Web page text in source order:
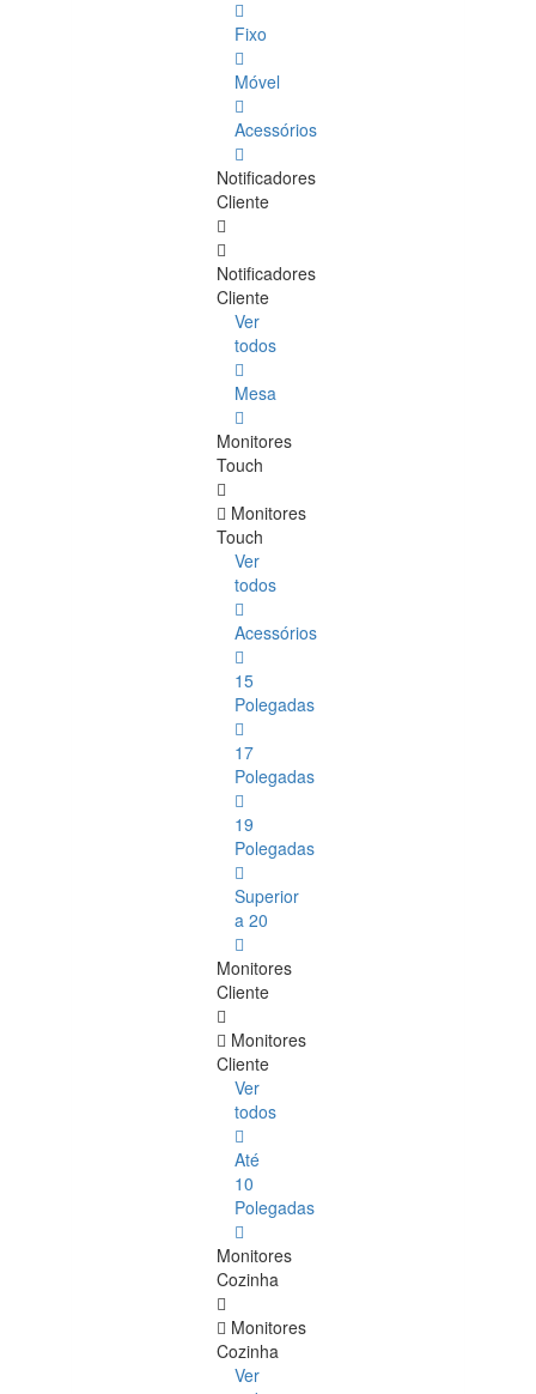
Fixo
Móvel
Acessórios
Notificadores
Cliente
Notificadores
Cliente
Ver
todos
Mesa
Monitores
Touch
Monitores
Touch
Ver
todos
Acessórios
15
Polegadas
17
Polegadas
19
Polegadas
Superior
a 20
Monitores
Cliente
Monitores
Cliente
Ver
todos
Até
10
Polegadas
Monitores
Cozinha
Monitores
Cozinha
Ver